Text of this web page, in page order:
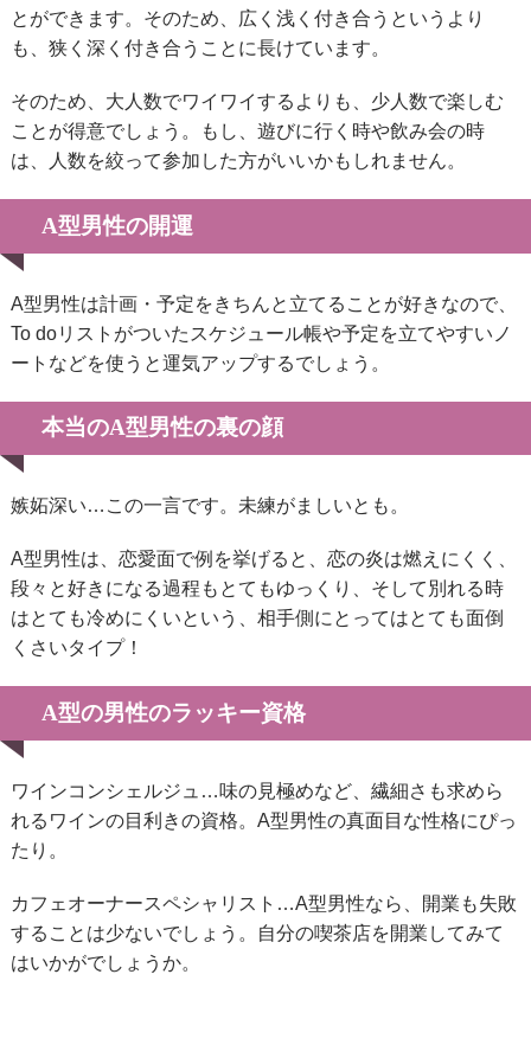
とができます。そのため、広く浅く付き合うというより
も、狭く深く付き合うことに長けています。
そのため、大人数でワイワイするよりも、少人数で楽しむ
ことが得意でしょう。もし、遊びに行く時や飲み会の時
は、人数を絞って参加した方がいいかもしれません。
A型男性の開運
A型男性は計画・予定をきちんと立てることが好きなので、
To doリストがついたスケジュール帳や予定を立てやすいノ
ートなどを使うと運気アップするでしょう。
本当のA型男性の裏の顔
嫉妬深い…この一言です。未練がましいとも。
A型男性は、恋愛面で例を挙げると、恋の炎は燃えにくく、
段々と好きになる過程もとてもゆっくり、そして別れる時
はとても冷めにくいという、相手側にとってはとても面倒
くさいタイプ！
A型の男性のラッキー資格
ワインコンシェルジュ…味の見極めなど、繊細さも求めら
れるワインの目利きの資格。A型男性の真面目な性格にぴっ
たり。
カフェオーナースペシャリスト…A型男性なら、開業も失敗
することは少ないでしょう。自分の喫茶店を開業してみて
はいかがでしょうか。